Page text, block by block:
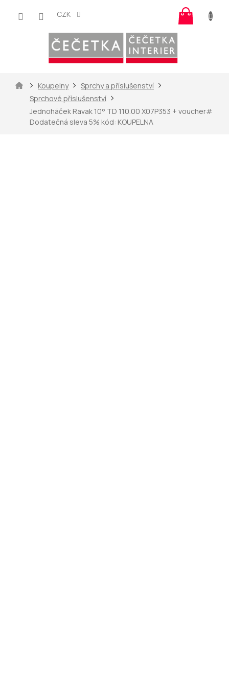
CZK
košík
DomůKoupelny
Sprchy a příslušenství
Sprchové příslušenství
Jednoháček Ravak 10° TD 110.00 X07P353 + voucher#
Dodatečná sleva 5% kód: KOUPELNA